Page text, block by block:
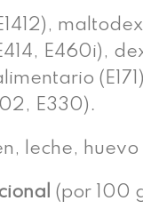
E460i),
E330).
leche,
(por 100